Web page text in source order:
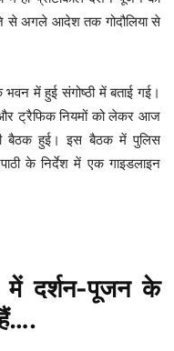
से अगले आदेश तक गोदौलिया से
में हुई संगोष्ठी में बताई गई।
और ट्रैफिक नियमों को लेकर आज
बैठक हुई। इस बैठक में पुलिस
के निर्देश में एक गाइडलाइन
में दर्शन-पूजन के